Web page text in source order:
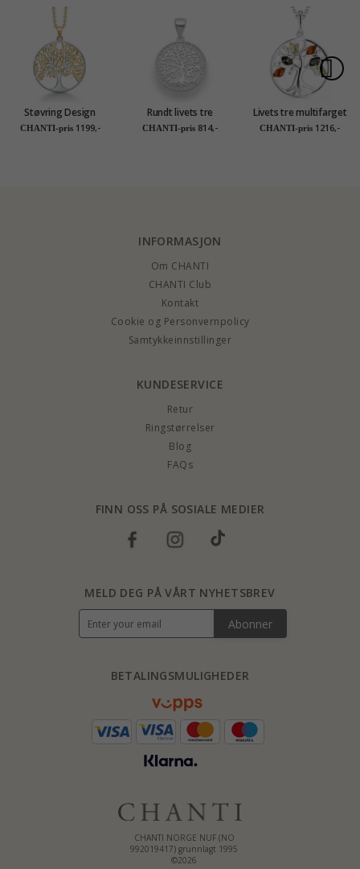
Støvring Design
livets tre halskjede
CHANTI-pris 1199,-
Rundt livets tre
anheng i sølv
CHANTI-pris 814,-
Livets tre multifarget
rav halskjede med
CHANTI-pris 1216,-
INFORMASJON
Om CHANTI
CHANTI Club
Kontakt
Cookie og Personvernpolicy
Samtykkeinnstillinger
KUNDESERVICE
Retur
Ringstørrelser
Blog
FAQs
FINN OSS PÅ SOSIALE MEDIER
CHANTI NORGE NUF (NO
992019417) grunnlagt 1995
©2026
BETALINGSMULIGHEDER
MELD DEG PÅ VÅRT NYHETSBREV
Abonner